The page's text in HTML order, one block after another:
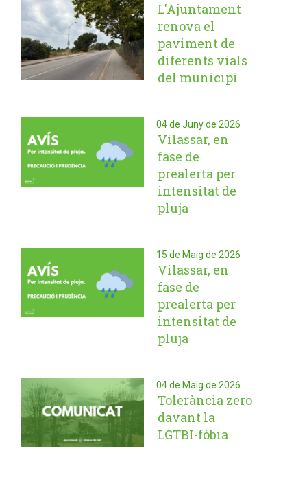
L'Ajuntament
renova el
paviment de
diferents vials
del municipi
04 de Juny de 2026
Vilassar, en
fase de
prealerta per
intensitat de
pluja
15 de Maig de 2026
Vilassar, en
fase de
prealerta per
intensitat de
pluja
04 de Maig de 2026
Tolerància zero
davant la
LGTBI-fòbia